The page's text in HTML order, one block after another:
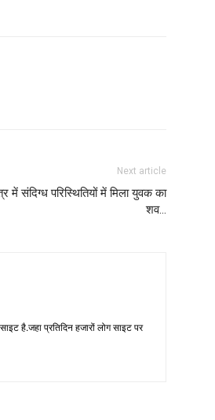
Next article
में संदिग्ध परिस्थितियों में मिला युवक का
शव…
है.जहा प्रतिदिन हजारों लोग साइट पर